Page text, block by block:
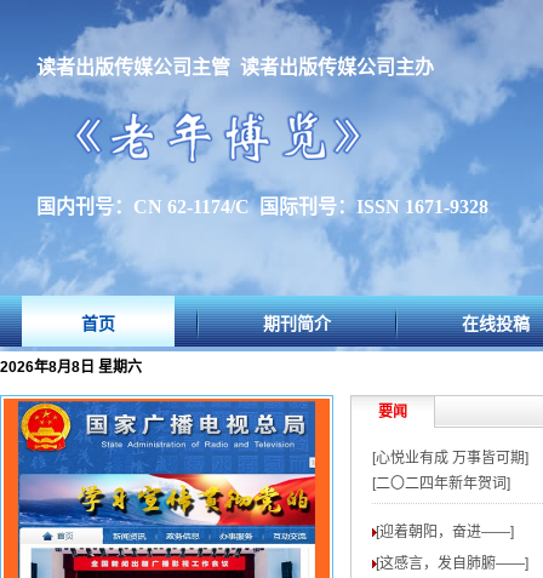
读者出版传媒公司主管 读者出版传媒公司主办
国内刊号：CN 62-1174/C 国际刊号：ISSN 1671-9328
首页 期刊简介 在线投稿
2026年8月8日 星期六
要闻
[心悦业有成 万事皆可期]
[二〇二四年新年贺词]
[迎着朝阳，奋进——]
[这感言，发自肺腑——]